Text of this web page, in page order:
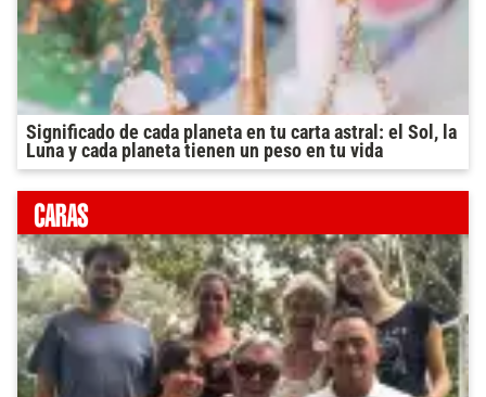
Significado de cada planeta en tu carta astral: el Sol, la
Luna y cada planeta tienen un peso en tu vida